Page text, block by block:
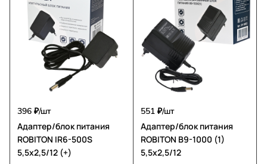
396 ₽/шт
Адаптер/блок питания
ROBITON IR6-500S
5,5х2,5/12 (+)
551 ₽/шт
Адаптер/блок питания
ROBITON B9-1000 (1)
5,5x2,5/12